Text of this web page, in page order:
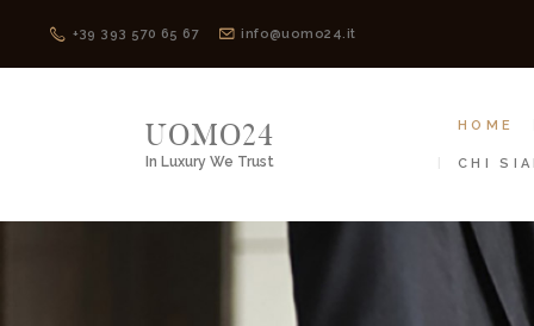
+39 393 570 65 67 info@uomo24.it
UOMO24
In Luxury We Trust
HOME
CHI